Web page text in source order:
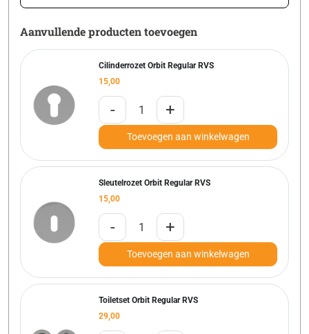
Aanvullende producten toevoegen
Cilinderrozet Orbit Regular RVS
15,00
- +
Toevoegen aan winkelwagen
Sleutelrozet Orbit Regular RVS
15,00
- +
Toevoegen aan winkelwagen
Toiletset Orbit Regular RVS
29,00